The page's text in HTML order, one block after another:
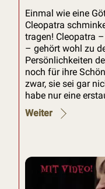
Einmal wie eine
Cleopatra
tragen! Cleopatra
– gehört wohl zu
Persönlichkeiten
noch für ihre
zwar, sie sei gar
habe nur eine
Weiter